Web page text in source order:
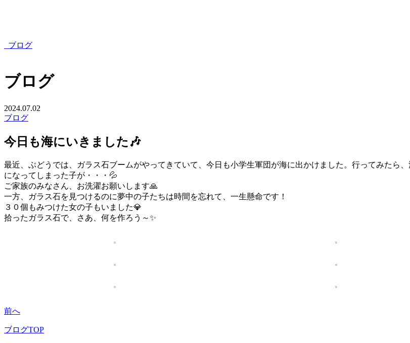
ブログ
ブログ
2024.07.02
ブログ
今日も海にいきました🎶
最近、ぶどうでは、ガラス石ブームがやってきていて、今日も小学生軍団が海に出かけました。行ってみたら
になってしまった子が・・・💦
ご家族のみなさん、お洗濯お願いします🙏
一方、ガラス石を見つけるのに夢中の子たちは時間を忘れて、一生懸命です！
３０個もみつけた女の子もいました💎
拾ったガラス石で、さあ、何を作ろう～✨
前へ
ブログTOP